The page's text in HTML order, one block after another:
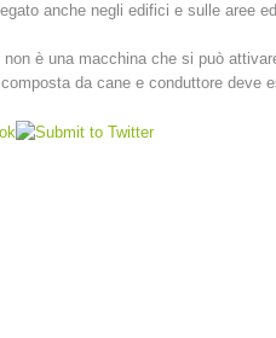
anche negli edifici e sulle aree
è una macchina che si può
da cane e conduttore deve